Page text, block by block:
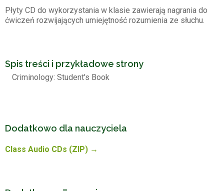
Płyty CD do wykorzystania w klasie zawierają nagrania do
ćwiczeń rozwijających umiejętność rozumienia ze słuchu.
Spis treści i przykładowe strony
Criminology: Student's Book
Dodatkowo dla nauczyciela
Class Audio CDs (ZIP) →